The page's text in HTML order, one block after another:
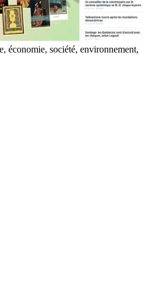
économie, société, environnement,